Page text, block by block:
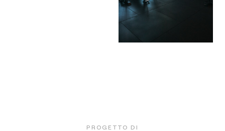
PROGETTO DI